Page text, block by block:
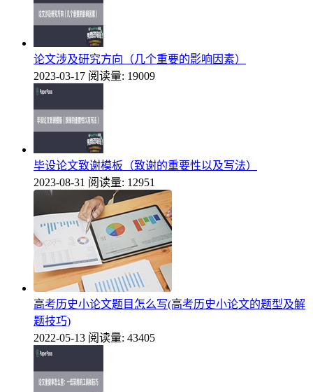
论文涉及研究方向（几个重要的影响因素）
2023-03-17 阅读量: 19009
毕设论文致谢模板（致谢的重要性以及写法）
2023-08-31 阅读量: 12951
高考历史小论文题目怎么写(高考历史小论文的题型及解
题技巧)
2022-05-13 阅读量: 43405